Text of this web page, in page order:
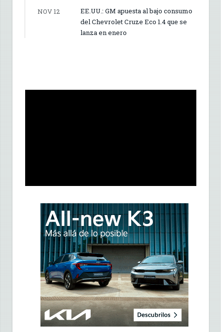
NOV 12
EE.UU.: GM apuesta al bajo consumo
del Chevrolet Cruze Eco 1.4 que se
lanza en enero